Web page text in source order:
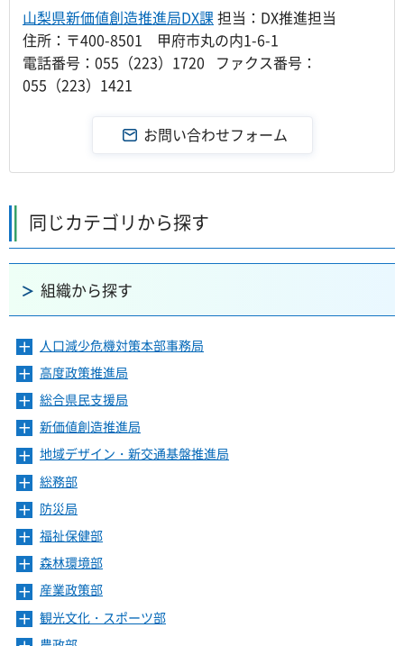
山梨県新価値創造推進局DX課 担当：DX推進担当
住所：〒400-8501 甲府市丸の内1-6-1
電話番号：055（223）1720 ファクス番号：
055（223）1421
同じカテゴリから探す
組織から探す
メ
ニ
ュ
ー
を
開
き
ま
す
人口減少危機対策本部事務局
メ
ニ
ュ
ー
開
き
ま
す
高度政策推進局
メ
ニ
ュ
ー
を
開
き
ま
す
総合県民支援局
メ
ニ
ュ
ー
を
開
き
ま
す
新価値創造推進局
メ
ニ
ュ
ー
を
開
き
ま
す
地域デザイン・新交通基盤推進局
メ
ニ
ュ
ー
を
開
き
ま
す
総務部
メ
ニ
ュ
ー
開
き
ま
防災局
メ
ニ
ュ
ー
を
開
き
福祉保健部
メ
ニ
ュ
ー
を
森林環境部
メ
ニ
ュ
産業政策部
メ
ニ
観光文化・スポーツ部